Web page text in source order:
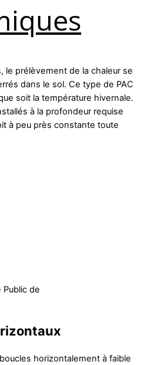
le prélèvement de la chaleur se
dans le sol. Ce type de PAC
soit la température hivernale.
à la profondeur requise
à peu près constante toute
Public de
horizontalement à faible